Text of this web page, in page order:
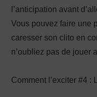
l’anticipation avant
Vous pouvez faire une
caresser son clito en
n’oubliez pas de jouer
Comment l’exciter #4 :